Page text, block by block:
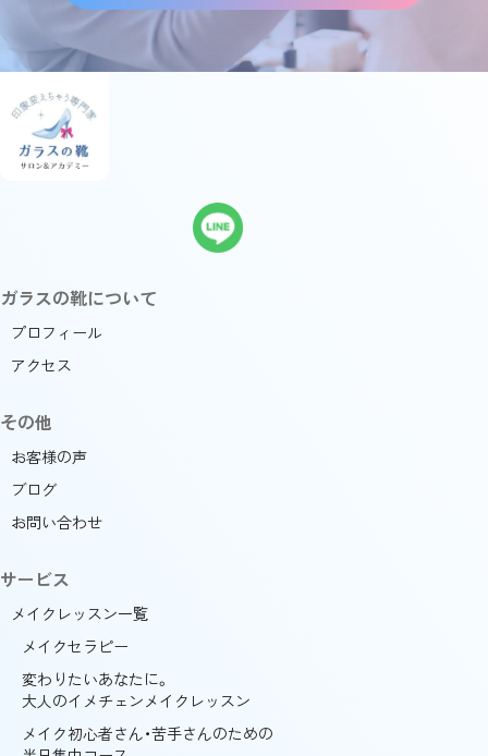
ガラスの靴について
プロフィール
アクセス
その他
お客様の声
ブログ
お問い合わせ
サービス
メイクレッスン一覧
メイクセラピー
変わりたいあなたに。
大人のイメチェンメイクレッスン
メイク初心者さん・苦手さんのための